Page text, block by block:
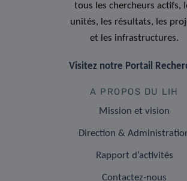
tous les chercheurs actifs,
unités, les résultats, les
et les infrastructures.
Visitez notre Portail
A PROPOS DU LIH
Mission et vision
Direction &
Rapport d’activités
Contactez-nous